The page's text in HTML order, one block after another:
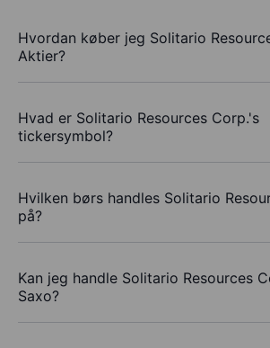
Hvordan køber jeg Solitario
Aktier?
Hvad er Solitario Resources Corp.'s
tickersymbol?
Hvilken børs handles Solitario
på?
Kan jeg handle Solitario Resources
Saxo?